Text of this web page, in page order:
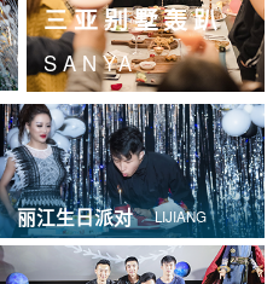
三亚别墅轰趴
SANYA
丽江生日派对 LIJIANG